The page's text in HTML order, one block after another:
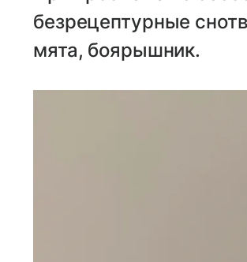
безрецептурные
мята, боярышник.